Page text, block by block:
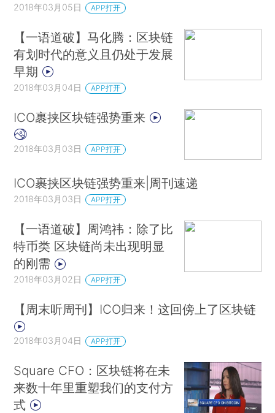
2018年03月05日 APP打开
【一语道破】马化腾：区块链
有划时代的意义且仍处于发展
早期
2018年03月04日 APP打开
ICO裹挟区块链强势重来
2018年03月03日 APP打开
ICO裹挟区块链强势重来|周刊速递
2018年03月03日 APP打开
【一语道破】周鸿祎：除了比
特币类 区块链尚未出现明显
的刚需
2018年03月02日 APP打开
【周末听周刊】ICO归来！这回傍上了区块链
2018年03月04日 APP打开
Square CFO：区块链将在未
来数十年里重塑我们的支付方
式